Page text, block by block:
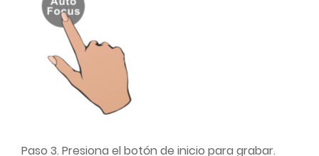
Paso 3. Presiona el botón de inicio para grabar.